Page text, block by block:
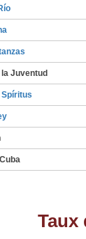
Juventud
Spíritus
Taux